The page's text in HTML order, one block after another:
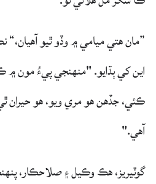
”مان هتي ميامي ۾ وڏو ٿيو
اين کي ٻڌايو. "منهنجي پيءُ مون ۾
ڪئي، جڏهن هو مري ويو، هو حيران
آهي."
گوٽيريز، هڪ وڪيل ۽ صلاحڪار،